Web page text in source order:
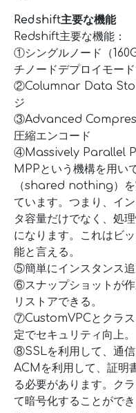
Redshift主要な機能
Redshift主要な機能：
①シングルノード（
チノードデプロイモード
②Columnar Data
ジ
③Advanced
圧縮エンコード
④Massively Parallel
MPPという機構を用い
（shared nothing）を
ています。つまり、イ
タ容量だけでなく、処
になります。これはビ
能と言える。
⑤簡単にインスタンス
⑥スナップショットが
リストアできる。
⑦CustomVPCとクラス
定でセキュリティ向上。
⑧SSLを利用して、通
ACMを利用して、証明
る必要があります。ク
て暗号化することがで